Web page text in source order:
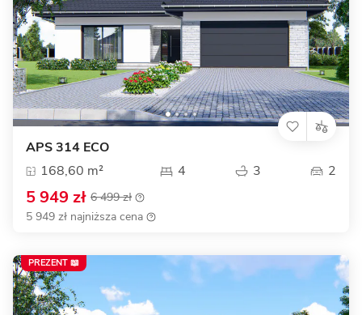
APS 314 ECO
168,60 m²
4 3 2
5 949 zł 6 499 zł
5 949 zł najniższa cena
PREZENT 📖